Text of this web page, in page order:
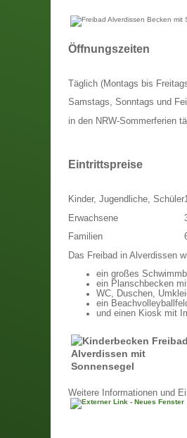
Öffnungszeiten
Täglich (Montags bis
Samstags, Sonntags und
in den NRW-Sommerferien
Eintrittspreise
Kinder, Jugendliche, Schüler
Erwachsene
Familien
Das Freibad in Alverdissen
ein großes
ein Planschbecken
WC, Duschen,
ein
und einen Kiosk mit
Weitere Informationen und